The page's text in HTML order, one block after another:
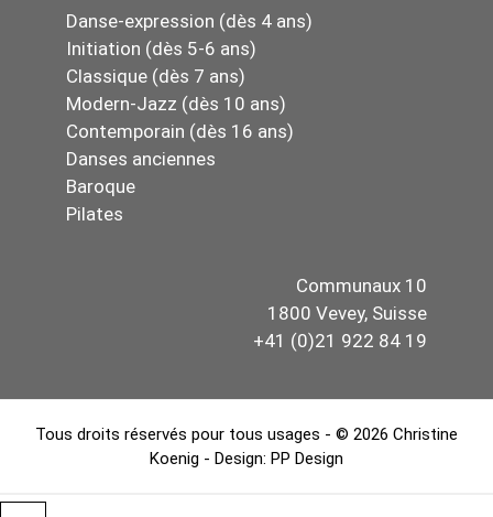
Danse-expression (dès 4 ans)
Initiation (dès 5-6 ans)
Classique (dès 7 ans)
Modern-Jazz (dès 10 ans)
Contemporain (dès 16 ans)
Danses anciennes
Baroque
Pilates
Communaux 10
1800 Vevey, Suisse
+41 (0)21 922 84 19
Tous droits réservés pour tous usages - © 2026 Christine
Koenig - Design: PP Design